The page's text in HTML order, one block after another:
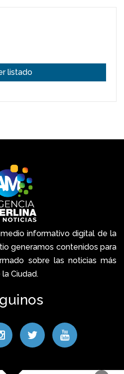
listado
informativo digital de la
generamos contenidos para
sobre las noticias más
Ciudad.